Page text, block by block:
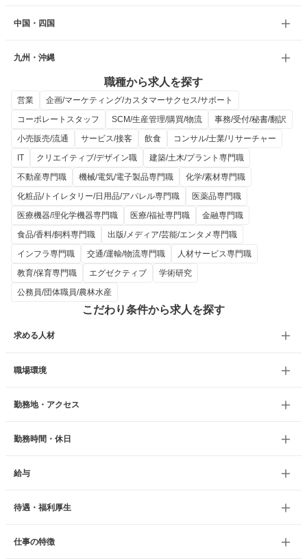
中国・四国
九州・沖縄
職種から求人を探す
営業
企画/マーケティング/カスタマーサクセス/サポート
コーポレートスタッフ
SCM/生産管理/購買/物流
事務/受付/秘書/翻訳
小売販売/流通
サービス/接客 飲食
コンサル/士業/リサーチャー
IT
クリエイティブ/デザイン職
建築/土木/プラント専門職
不動産専門職
機械/電気/電子製品専門職
化学/素材専門職
化粧品/トイレタリー/日用品/アパレル専門職
医薬品専門職
医療機器/理化学機器専門職
医療/福祉専門職
金融専門職
食品/香料/飼料専門職
出版/メディア/芸能/エンタメ専門職
インフラ専門職
交通/運輸/物流専門職
人材サービス専門職
教育/保育専門職
エグゼクティブ
学術研究
公務員/団体職員/農林水産
こだわり条件から求人を探す
求める人材
職場環境
勤務地・アクセス
勤務時間・休日
給与
待遇・福利厚生
仕事の特徴